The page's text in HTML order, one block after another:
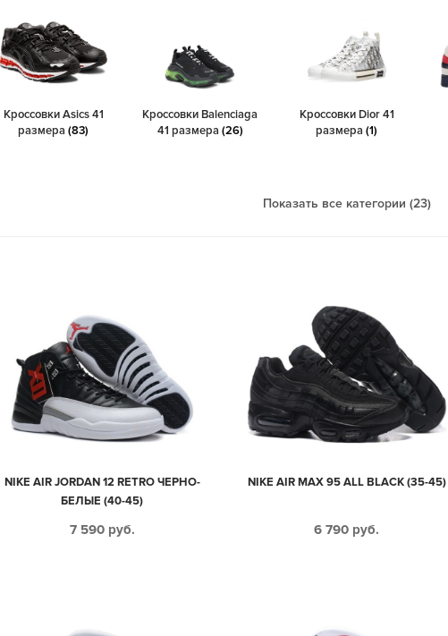
Кроссовки Asics 41
размера(83)
Кроссовки Balenciaga
41 размера (26)
Кроссовки Dior 41
размера(1)
Показать все категории (23)
NIKE AIR JORDAN 12 RETRO ЧЕРНО-
БЕЛЫЕ (40-45)
7 590 руб.
NIKE AIR MAX 95 ALL BLACK (35-45)
6 790 руб.